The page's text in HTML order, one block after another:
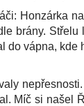
Honzárka
brány.
do vápna,
Míč si našel